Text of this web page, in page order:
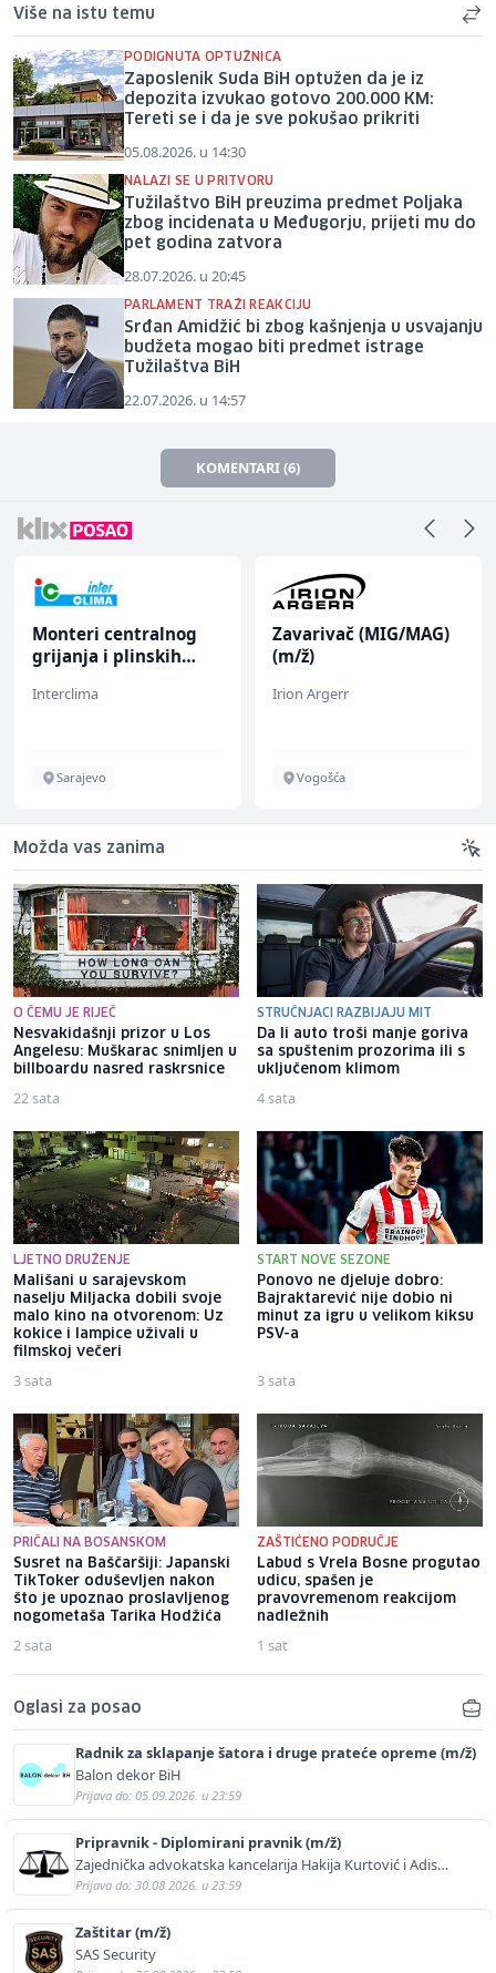
Više na istu temu
PODIGNUTA OPTUŽNICA
Zaposlenik Suda BiH optužen da je iz
depozita izvukao gotovo 200.000 KM:
Tereti se i da je sve pokušao prikriti
05.08.2026. u 14:30
NALAZI SE U PRITVORU
Tužilaštvo BiH preuzima predmet Poljaka
zbog incidenata u Međugorju, prijeti mu do
pet godina zatvora
28.07.2026. u 20:45
PARLAMENT TRAŽI REAKCIJU
Srđan Amidžić bi zbog kašnjenja u usvajanju
budžeta mogao biti predmet istrage
Tužilaštva BiH
22.07.2026. u 14:57
KOMENTARI (6)
Monteri centralnog
grijanja i plinskih
Interclima
Sarajevo
Zavarivač (MIG/MAG)
(m/ž)
Irion Argerr
Vogošća
Možda vas zanima
O ČEMU JE RIJEČ
Nesvakidašnji prizor u Los
Angelesu: Muškarac snimljen u
billboardu nasred raskrsnice
22 sata
STRUČNJACI RAZBIJAJU MIT
Da li auto troši manje goriva
sa spuštenim prozorima ili s
uključenom klimom
4 sata
LJETNO DRUŽENJE
Mališani u sarajevskom
naselju Miljacka dobili svoje
malo kino na otvorenom: Uz
kokice i lampice uživali u
filmskoj večeri
3 sata
START NOVE SEZONE
Ponovo ne djeluje dobro:
Bajraktarević nije dobio ni
minut za igru u velikom kiksu
PSV-a
3 sata
PRIČALI NA BOSANSKOM
Susret na Baščaršiji: Japanski
TikToker oduševljen nakon
što je upoznao proslavljenog
nogometaša Tarika Hodžića
2 sata
ZAŠTIĆENO PODRUČJE
Labud s Vrela Bosne progutao
udicu, spašen je
pravovremenom reakcijom
nadležnih
1 sat
Oglasi za posao
Radnik za sklapanje šatora i druge prateće opreme (m/ž)
Balon dekor BiH
Prijava do: 05.09.2026. u 23:59
Pripravnik - Diplomirani pravnik (m/ž)
Zajednička advokatska kancelarija Hakija Kurtović i Adis
Kurtović
Prijava do: 30.08.2026. u 23:59
Zaštitar (m/ž)
SAS Security